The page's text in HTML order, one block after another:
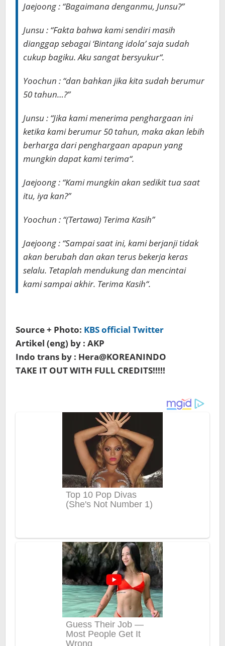
Jaejoong : “Bagaimana denganmu, Junsu?”
Junsu : “Fakta bahwa kami sendiri masih
dianggap sebagai ‘Bintang idola’ saja sudah
cukup bagiku. Aku sangat bersyukur“.
Yoochun : “dan bahkan jika kita sudah berumur
50 tahun…?”
Junsu : “Jika kami menerima penghargaan ini
ketika kami berumur 50 tahun, maka akan lebih
berharga dari penghargaan apapun yang
mungkin dapat kami terima“.
Jaejoong : “Kami mungkin akan sedikit tua saat
itu, iya kan?”
Yoochun : “(Tertawa) Terima Kasih”
Jaejoong : “Sampai saat ini, kami berjanji tidak
akan berubah dan akan terus bekerja keras
selalu. Tetaplah mendukung dan mencintai
kami sampai akhir. Terima Kasih“.
Source + Photo: KBS official Twitter
Artikel (eng) by : AKP
Indo trans by : Hera@KOREANINDO
TAKE IT OUT WITH FULL CREDITS!!!!!